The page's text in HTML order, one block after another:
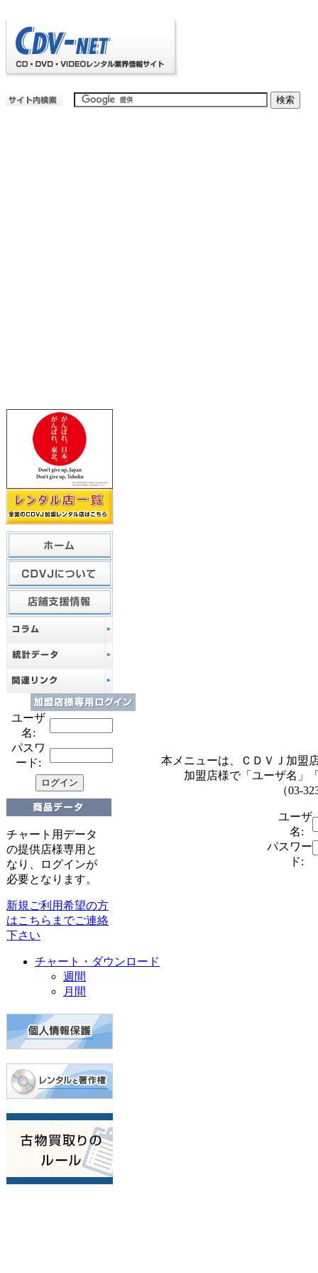
ユーザ
名:
パスワ
ード:
チャート用データ
の提供店様専用と
なり、ログインが
必要となります。
新規ご利用希望の方
はこちらまでご連絡
下さい
チャート・ダウンロード
週間
月間
本メニューは、ＣＤＶＪ加盟
加盟店様で「ユーザ名」
（03-
ユーザ
名:
パスワー
ド: